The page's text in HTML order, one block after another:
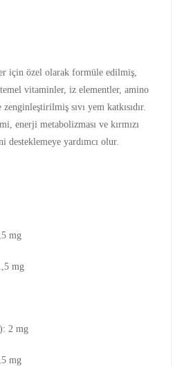
için özel olarak formüle edilmiş,
vitaminler, iz elementler, amino
sıvı yem katkısıdır.
enerji metabolizması ve kırmızı
yardımcı olur.
mg
mg
2 mg
mg